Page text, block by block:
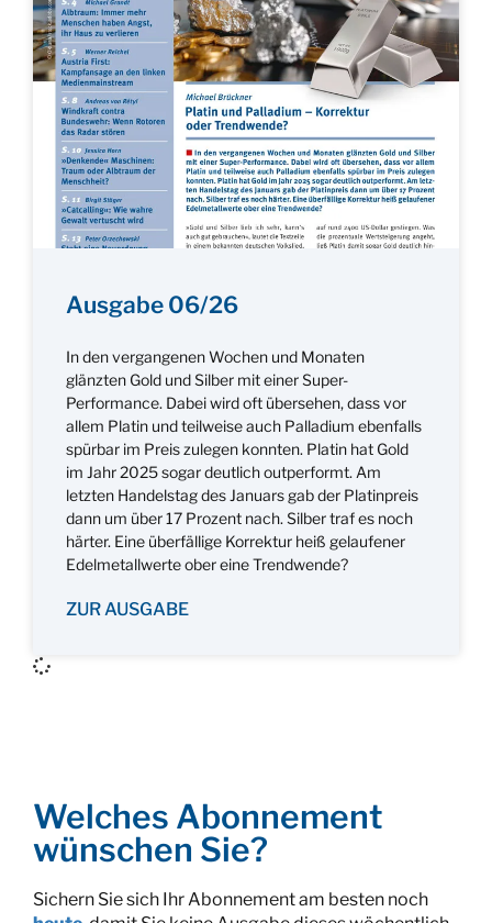
Ausgabe 06/26
In den vergangenen Wochen und Monaten
glänzten Gold und Silber mit einer Super-
Performance. Dabei wird oft übersehen, dass vor
allem Platin und teilweise auch Palladium ebenfalls
spürbar im Preis zulegen konnten. Platin hat Gold
im Jahr 2025 sogar deutlich outperformt. Am
letzten Handelstag des Januars gab der Platinpreis
dann um über 17 Prozent nach. Silber traf es noch
härter. Eine überfällige Korrektur heiß gelaufener
Edelmetallwerte ober eine Trendwende?
ZUR AUSGABE
Welches Abonnement
wünschen Sie?
Sichern Sie sich Ihr Abonnement am besten noch